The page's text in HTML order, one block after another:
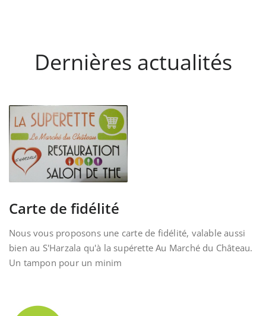
Dernières actualités
Carte de fidélité
Nous vous proposons une carte de fidélité, valable aussi
bien au S'Harzala qu'à la supérette Au Marché du Château.
Un tampon pour un minim